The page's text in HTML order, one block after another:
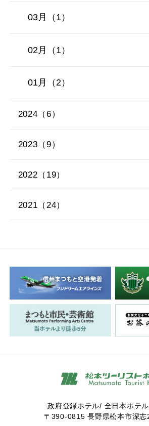
03月（1）
02月（1）
01月（2）
2024（6）
2023（9）
2022（19）
2021（24）
政府登録ホテル/ 全日本ホテ
〒390-0815 長野県松本市深